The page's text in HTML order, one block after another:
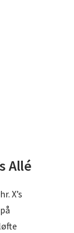
Allé
X’s